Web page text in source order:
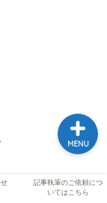
記事執筆のご依頼につ
いてはこちら
MENU
につい
マップ